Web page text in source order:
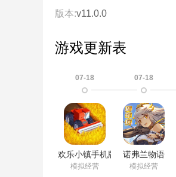
版本:v11.0.0
游戏更新表
07-18
欢乐小镇手机版
模拟经营
07-18
诺弗兰物语
模拟经营